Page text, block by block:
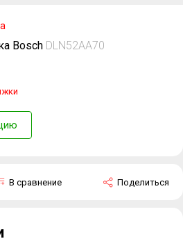
Bosch DLN52AA70
Поделиться
В сравнение